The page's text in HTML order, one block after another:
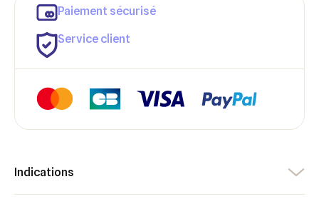
Paiement sécurisé
Service client
Indications